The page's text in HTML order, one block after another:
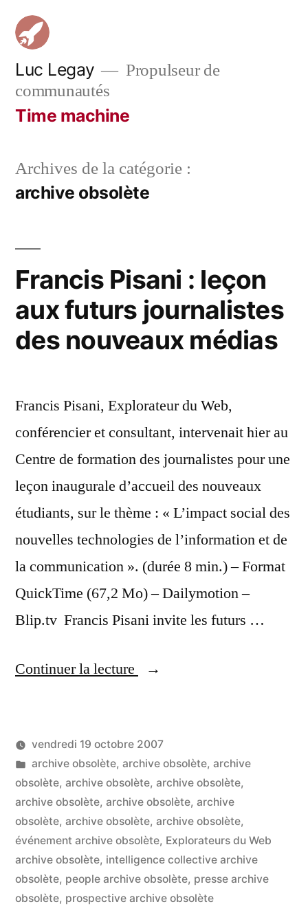
Aller
contenu
Luc Legay
Propulseur de
communautés
Time machine
Archives de la catégorie :
archive obsolète
Francis Pisani : leçon
aux futurs journalistes
des nouveaux médias
Francis Pisani, Explorateur du Web,
conférencier et consultant, intervenait hier au
Centre de formation des journalistes pour une
leçon inaugurale d’accueil des nouveaux
étudiants, sur le thème : « L’impact social des
nouvelles technologies de l’information et de
la communication ». (durée 8 min.) – Format
QuickTime (67,2 Mo) – Dailymotion –
Blip.tv Francis Pisani invite les futurs …
Continuer la lecture
« Francis
leçon
aux
futurs
journalistes
des
nouveaux
Publié
par
LucL
vendredi 19 octobre 2007
Publié
dans
archive obsolète, archive obsolète, archive
obsolète, archive obsolète, archive obsolète,
archive obsolète, archive obsolète, archive
obsolète, archive obsolète, archive obsolète,
événement archive obsolète, Explorateurs du Web
archive obsolète, intelligence collective archive
obsolète, people archive obsolète, presse archive
obsolète, prospective archive obsolète